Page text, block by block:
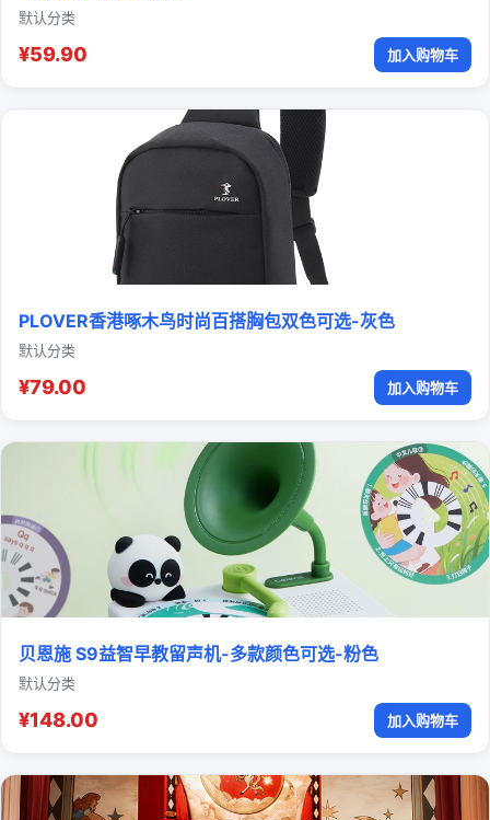
默认分类
¥59.90 加入购物车
PLOVER香港啄木鸟时尚百搭胸包双色可选-灰色
默认分类
¥79.00 加入购物车
贝恩施 S9益智早教留声机-多款颜色可选-粉色
默认分类
¥148.00 加入购物车